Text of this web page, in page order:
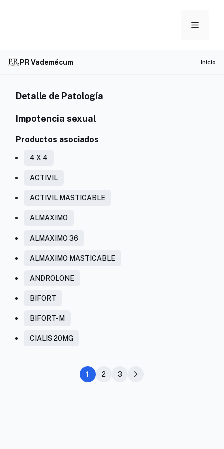
Menu
PR Vademécum Inicio
Detalle de Patología
Impotencia sexual
Productos asociados
4 X 4
ACTIVIL
ACTIVIL MASTICABLE
ALMAXIMO
ALMAXIMO 36
ALMAXIMO MASTICABLE
ANDROLONE
BIFORT
BIFORT-M
CIALIS 20MG
1 2 3